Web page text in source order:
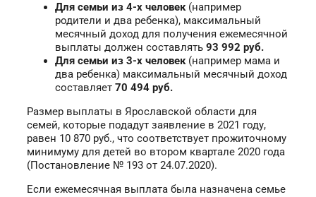
Для семьи из 4-х человек(например
родители и два ребенка), максимальный
месячный доход для получения ежемесячной
выплаты должен составлять 93 992 руб.
Для семьи из 3-х человек(например мама и
два ребенка) максимальный месячный доход
составляет 70 494 руб.
Размер выплаты в Ярославской области для
семей, которые подадут заявление в 2021 году,
равен 10 870 руб., что соответствует прожиточному
минимуму для детей во втором квартале 2020 года
(Постановление № 193 от 24.07.2020).
Если ежемесячная выплата была назначена семье